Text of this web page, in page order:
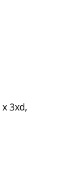
3xd,